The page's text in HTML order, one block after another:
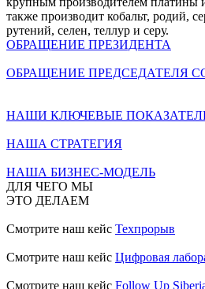
также производит кобальт, родий,
рутений, селен, теллур и серу.
ОБРАЩЕНИЕ ПРЕЗИДЕНТА
ОБРАЩЕНИЕ ПРЕДСЕДАТЕЛЯ
НАШИ КЛЮЧЕВЫЕ
НАША СТРАТЕГИЯ
НАША БИЗНЕС-МОДЕЛЬ
ДЛЯ ЧЕГО МЫ
ЭТО ДЕЛАЕМ
Смотрите наш кейс Техпрорыв
Смотрите наш кейс Цифровая
Смотрите наш кейс Follow Up